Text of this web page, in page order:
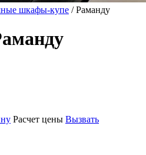
шкафы-купе / Раманду
Расчет цены Вызвать